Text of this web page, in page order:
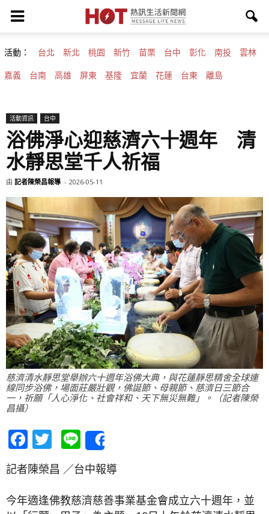
活動： 台北 新北 桃園 新竹 苗栗 台中 彰化 南投 雲林
嘉義 台南 高雄 屏東 基隆 宜蘭 花蓮 台東 離島
活動資訊 台中
浴佛淨心迎慈濟六十週年 清
水靜思堂千人祈福
由 記者陳榮昌報導 - 2026-05-11
慈濟清水靜思堂舉辦六十週年浴佛大典，與花蓮靜思精舍全球連
線同步浴佛，場面莊嚴壯觀，佛誕節、母親節、慈濟日三節合
一，祈願「人心淨化、社會祥和、天下無災無難」。（記者陳榮
昌攝）
Facebook
Twitter
Line
記者陳榮昌 ／台中報導
今年適逢佛教慈濟慈善事業基金會成立六十週年，並